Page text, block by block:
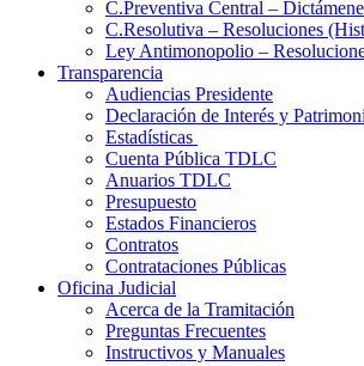
C.Preventiva Central –
C.Resolutiva – Resoluciones
Ley Antimonopolio –
Transparencia
Audiencias Presidente
Declaración de Interés y
Estadísticas
Cuenta Pública TDLC
Anuarios TDLC
Presupuesto
Estados Financieros
Contratos
Contrataciones Públicas
Oficina Judicial
Acerca de la Tramitación
Preguntas Frecuentes
Instructivos y Manuales